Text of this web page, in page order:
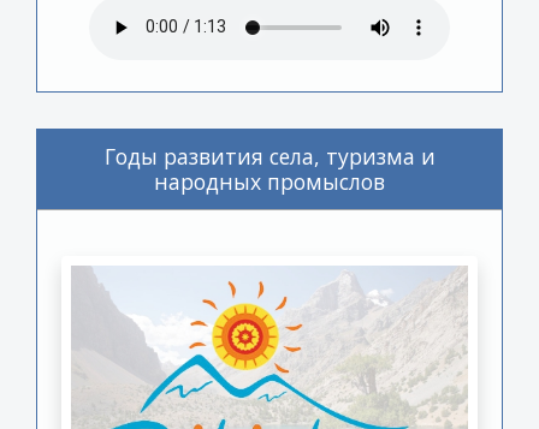
Годы развития села, туризма и
народных промыслов